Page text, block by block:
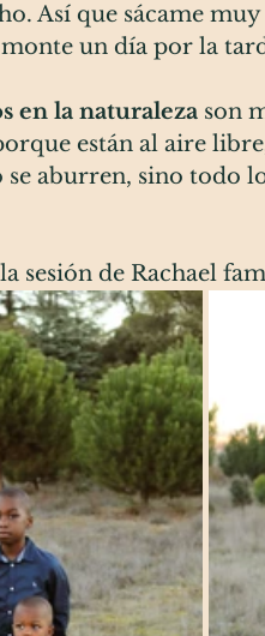
Así que sácame
un día por la
en la naturaleza son
están al aire
aburren, sino todo
sesión de Rachael